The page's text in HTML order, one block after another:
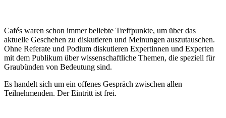
Cafés waren schon immer beliebte Treffpunkte, um über das
aktuelle Geschehen zu diskutieren und Meinungen auszutauschen.
Ohne Referate und Podium diskutieren Expertinnen und Experten
mit dem Publikum über wissenschaftliche Themen, die speziell für
Graubünden von Bedeutung sind.
Es handelt sich um ein offenes Gespräch zwischen allen
Teilnehmenden. Der Eintritt ist frei.